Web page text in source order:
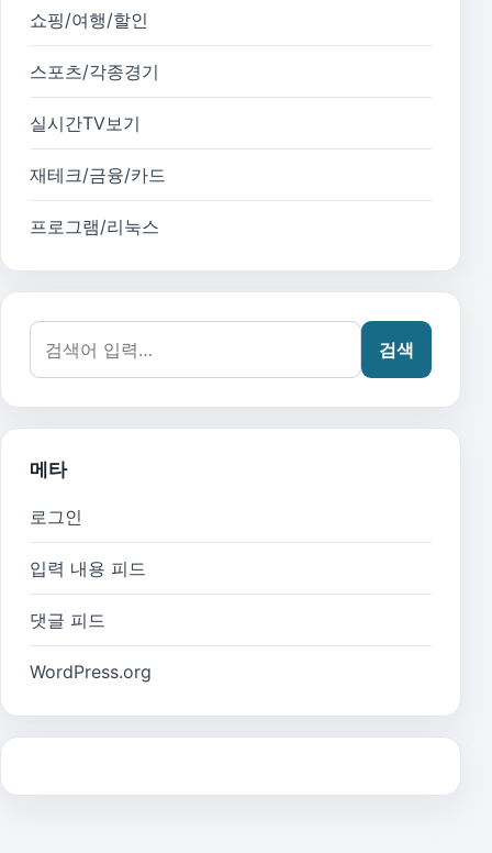
쇼핑/여행/할인
스포츠/각종경기
실시간TV보기
재테크/금융/카드
프로그램/리눅스
검색어:
검색
메타
로그인
입력 내용 피드
댓글 피드
WordPress.org